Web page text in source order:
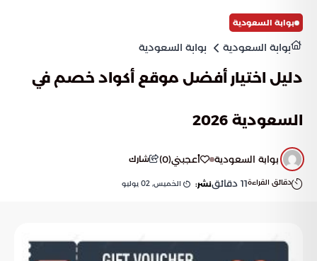
بوابة السعودية
بوابة السعودية بوابة السعودية
دليل اختيار أفضل موقع أكواد خصم في
السعودية 2026
بوابة السعودية أعجبني(
0
) شارك
دقائق القراءة11 دقائقنشر: الخميس, 02 يوليو